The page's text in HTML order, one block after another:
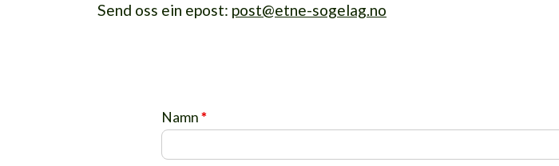
Send oss ein epost: post@etne-sogelag.no
Namn*